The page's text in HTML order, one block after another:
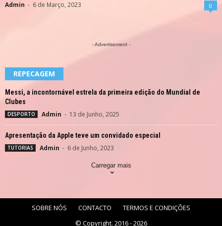
Admin - 6 de Março, 2023 0
- Advertisement -
REPECAGEM
Messi, a incontornável estrela da primeira edição do Mundial de
Clubes
DESPORTO Admin - 13 de Junho, 2025
Apresentação da Apple teve um convidado especial
TUTORIAS Admin - 6 de Junho, 2023
Carregar mais
SOBRE NÓS CONTACTO
TERMOS E CONDIÇÕES
© Copyright. 2016 - 2026